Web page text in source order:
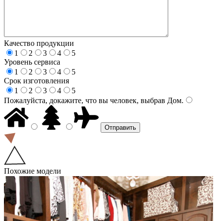
Качество продукции
1
2 3 4
5
Уровень сервиса
1
2 3 4
5
Срок изготовления
1
2 3 4
5
Пожалуйста, докажите, что вы человек, выбрав Дом.
Похожие модели